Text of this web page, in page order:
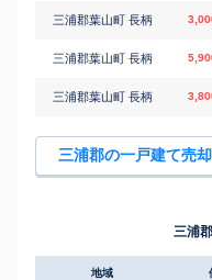
三浦郡葉山町 長柄
三浦郡葉山町 長柄
三浦郡葉山町 長柄
三浦郡葉山町 堀内
三浦郡葉山町 堀内
三浦郡の一戸建て売
三浦
地域